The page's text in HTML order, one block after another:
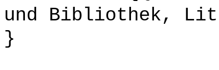
und Bibliothek,
}